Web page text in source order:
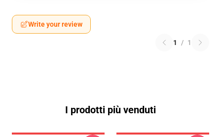
Write your review
1 / 1
I prodotti più venduti